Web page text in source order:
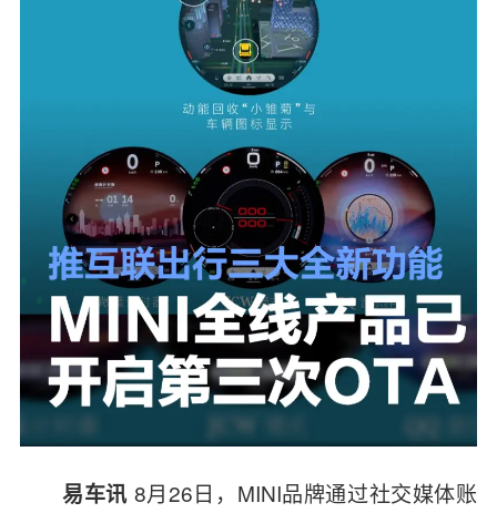
易车讯8月26日， MINI品牌通过社交媒体账